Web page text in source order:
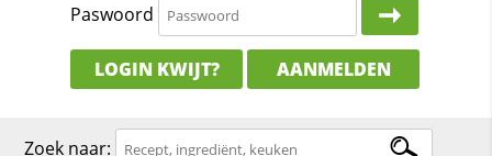
Paswoord
LOGIN KWIJT? AANMELDEN
Zoek naar: